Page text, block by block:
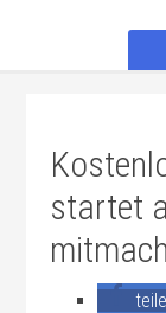
startet